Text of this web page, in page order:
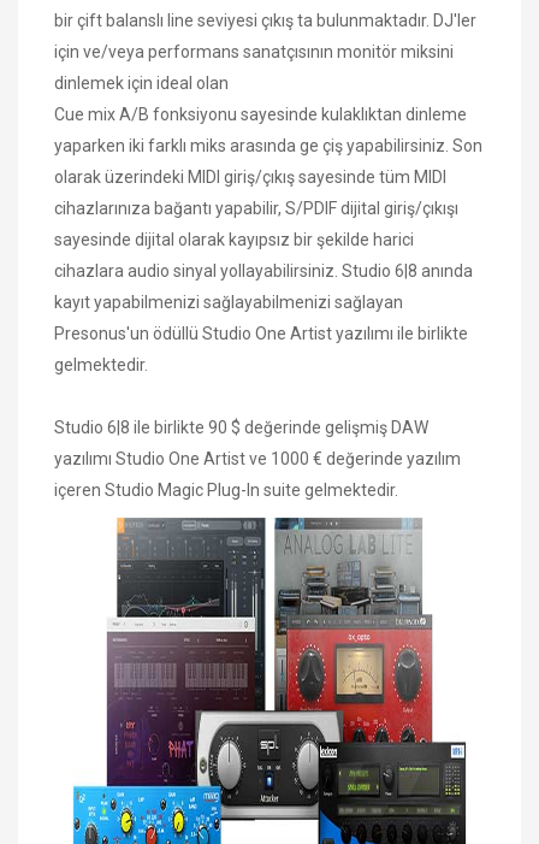
bir çift balanslı line seviyesi çıkış ta bulunmaktadır. DJ'ler
için ve/veya performans sanatçısının monitör miksini
dinlemek için ideal olan
Cue mix A/B fonksiyonu sayesinde kulaklıktan dinleme
yaparken iki farklı miks arasında ge çiş yapabilirsiniz. Son
olarak üzerindeki MIDI giriş/çıkış sayesinde tüm MIDI
cihazlarınıza bağantı yapabilir, S/PDIF dijital giriş/çıkışı
sayesinde dijital olarak kayıpsız bir şekilde harici
cihazlara audio sinyal yollayabilirsiniz. Studio 6|8 anında
kayıt yapabilmenizi sağlayabilmenizi sağlayan
Presonus'un ödüllü Studio One Artist yazılımı ile birlikte
gelmektedir.
Studio 6|8 ile birlikte 90 $ değerinde gelişmiş DAW
yazılımı Studio One Artist ve 1000 € değerinde yazılım
içeren Studio Magic Plug-In suite gelmektedir.